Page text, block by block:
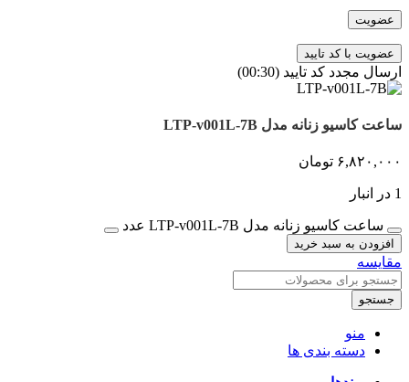
عضویت
ارسال مجدد کد تایید (00:
30
)
ساعت کاسیو زنانه مدل LTP-v001L-7B
۶,۸۲۰,۰۰۰ تومان
1 در انبار
ساعت کاسیو زنانه مدل LTP-v001L-7B عدد
افزودن به سبد خرید
مقایسه
جستجو
منو
دسته بندی ها